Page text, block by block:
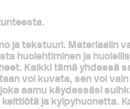
ja tekstuuri. Materiaalin
huolehtiminen ja
Kaikki tämä yhdessä
voi kuvata, sen voi
aamu käydessäsi
ja kylpyhuonetta.